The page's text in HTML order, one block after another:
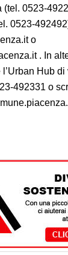
(tel. 0523-
0523-
o
. In
Hub
492331 o